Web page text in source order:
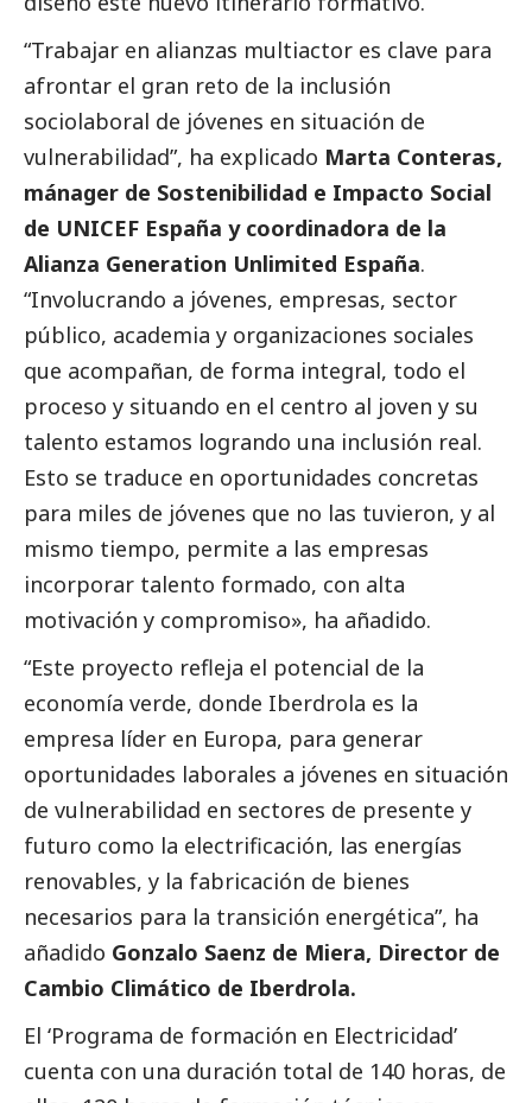
“Trabajar en alianzas multiactor es clave para
afrontar el gran reto de la inclusión
sociolaboral de jóvenes en situación de
vulnerabilidad”, ha explicado Marta Conteras,
mánager de Sostenibilidad e Impacto Social
de UNICEF España y coordinadora de la
Alianza Generation Unlimited España.
“Involucrando a jóvenes, empresas, sector
público, academia y organizaciones sociales
que acompañan, de forma integral, todo el
proceso y situando en el centro al joven y su
talento estamos logrando una inclusión real.
Esto se traduce en oportunidades concretas
para miles de jóvenes que no las tuvieron, y al
mismo tiempo, permite a las empresas
incorporar talento formado, con alta
motivación y compromiso», ha añadido.
“Este proyecto refleja el potencial de la
economía verde, donde Iberdrola es la
empresa líder en Europa, para generar
oportunidades laborales a jóvenes en situación
de vulnerabilidad en sectores de presente y
futuro como la electrificación, las energías
renovables, y la fabricación de bienes
necesarios para la transición energética”, ha
añadido Gonzalo Saenz de Miera, Director de
Cambio Climático de Iberdrola.
El ‘Programa de formación en Electricidad’
cuenta con una duración total de 140 horas, de